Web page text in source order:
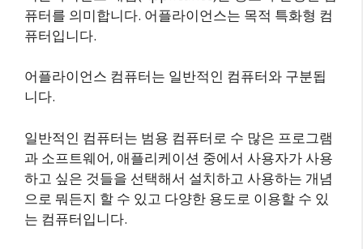
퓨터를 의미합니다. 어플라이언스는 목적 특화형 컴
퓨터입니다.
어플라이언스 컴퓨터는 일반적인 컴퓨터와 구분됩
니다.
일반적인 컴퓨터는 범용 컴퓨터로 수 많은 프로그램
과 소프트웨어, 애플리케이션 중에서 사용자가 사용
하고 싶은 것들을 선택해서 설치하고 사용하는 개념
으로 뭐든지 할 수 있고 다양한 용도로 이용할 수 있
는 컴퓨터입니다.